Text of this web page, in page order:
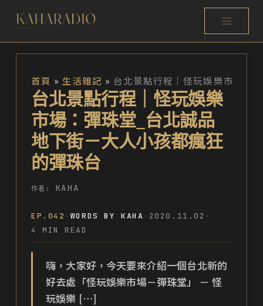
主
首頁 生活雜記
台北景點行程｜怪玩娛樂
市場：彈珠堂_台北誠品
地下街－大人小孩都瘋狂
的彈珠台
作者: KAHA
EP.042 · WORDS BY KAHA · 2020.11.02 ·
4 MIN READ
嗨，大家好，今天要來介紹一個台北新的
好去處「怪玩娛樂市場－彈珠堂」 － 怪
玩娛樂 […]